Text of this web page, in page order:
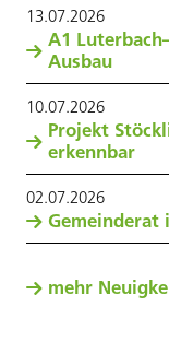
13.07.2026
A1
Ausbau
10.07.2026
Projekt
erkennbar
02.07.2026
Gemeinderat
mehr